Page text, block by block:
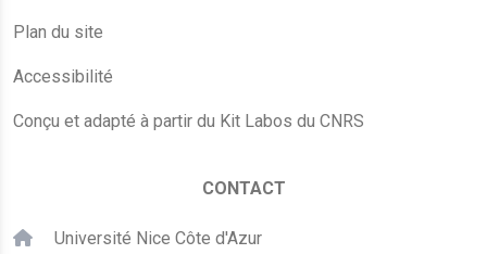
Plan du site
Accessibilité
Conçu et adapté à partir du Kit Labos du CNRS
CONTACT
Université Nice Côte d'Azur